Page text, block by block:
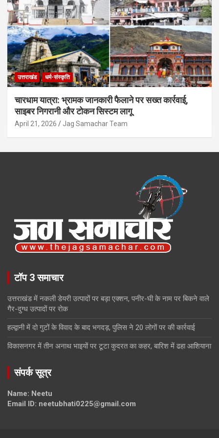
उत्तराखंड धर्म-संस्कृति
चारधाम यात्रा: भ्रामक जानकारी फैलाने पर सख्त कार्रवाई,
साइबर निगरानी और टोकन सिस्टम लागू
April 21, 2026 Jag Samachar Team
टॉप 3 समाचार
उत्तराखंड में नकली डेयरी उत्पादों पर बड़ा एक्शन, पनीर-घी के नाम पर बिकने वाले
गैर-दुग्ध उत्पादों पर रोक
हल्द्वानी में दो गुटों के विवाद के बाद भगदड़, पुलिस ने 20 लोगों पर की कार्रवाई
विकासनगर में तीन अनाथ भाइयों पर टूटा कुदरत का कहर, बारिश में ढहा आशियाना
संपर्क सूत्र
Name: Neetu
Email ID: neetubhati0225@gmail.com